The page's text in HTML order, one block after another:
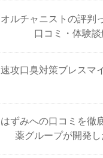
オルチャニストの評判
口コミ・体験談
速攻口臭対策ブレスマ
はずみへの口コミを徹
薬グループが開発し